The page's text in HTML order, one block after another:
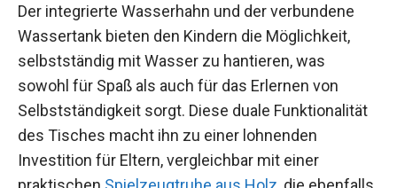
Der integrierte Wasserhahn und der verbundene
Wassertank bieten den Kindern die Möglichkeit,
selbstständig mit Wasser zu hantieren, was
sowohl für Spaß als auch für das Erlernen von
Selbstständigkeit sorgt. Diese duale Funktionalität
des Tisches macht ihn zu einer lohnenden
Investition für Eltern, vergleichbar mit einer